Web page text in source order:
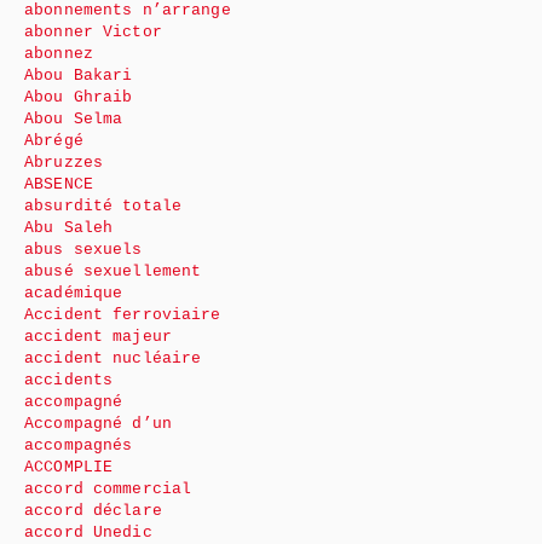
abonnements n’arrange
abonner Victor
abonnez
Abou Bakari
Abou Ghraib
Abou Selma
Abrégé
Abruzzes
ABSENCE
absurdité totale
Abu Saleh
abus sexuels
abusé sexuellement
académique
Accident ferroviaire
accident majeur
accident nucléaire
accidents
accompagné
Accompagné d’un
accompagnés
ACCOMPLIE
accord commercial
accord déclare
accord Unedic